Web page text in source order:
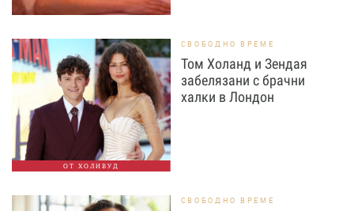
ОТ ХОЛИВУД
СВОБОДНО ВРЕМЕ
Том Холанд и Зендая
забелязани с брачни
халки в Лондон
СВОБОДНО ВРЕМЕ